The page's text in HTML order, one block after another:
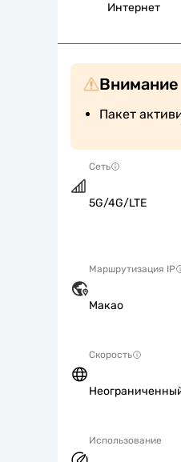
Интернет
Внимание
Пакет
Сеть
5G/4G/LTE
Маршрутизация IP
Макао
Скорость
Использование